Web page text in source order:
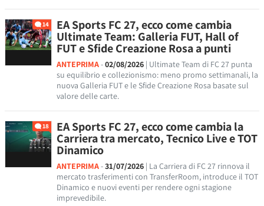
14 EA Sports FC 27, ecco come cambia
Ultimate Team: Galleria FUT, Hall of
FUT e Sfide Creazione Rosa a punti
ANTEPRIMA-02/08/2026 | Ultimate Team di FC 27 punta
su equilibrio e collezionismo: meno promo settimanali, la
nuova Galleria FUT e le Sfide Creazione Rosa basate sul
valore delle carte.
18 EA Sports FC 27, ecco come cambia la
Carriera tra mercato, Tecnico Live e TOT
Dinamico
ANTEPRIMA-31/07/2026 | La Carriera di FC 27 rinnova il
mercato trasferimenti con TransferRoom, introduce il TOT
Dinamico e nuovi eventi per rendere ogni stagione
imprevedibile.